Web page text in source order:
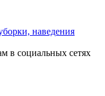
наведения
в социальных сетях